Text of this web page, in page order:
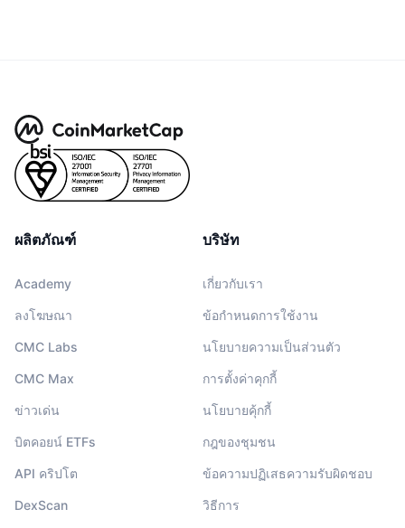
ผลิตภัณฑ์
Academy
ลงโฆษณา
CMC Labs
CMC Max
ข่าวเด่น
บิตคอยน์ ETFs
API คริปโต
DexScan
บริษัท
เกี่ยวกับเรา
ข้อกำหนดการใช้งาน
นโยบายความเป็นส่วนตัว
การตั้งค่าคุกกี้
นโยบายคุ้กกี้
กฎของชุมชน
ข้อความปฏิเสธความรับผิดชอบ
วิธีการ